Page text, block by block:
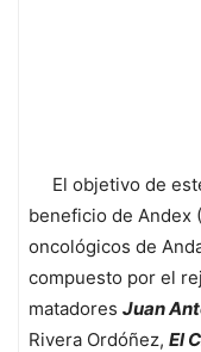
El objetivo de
beneficio de Andex
oncológicos de
compuesto por el
matadores Juan
Rivera Ordóñez, El